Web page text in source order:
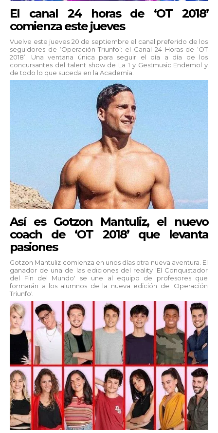
El canal 24 horas de ‘OT 2018’
comienza este jueves
Vuelve este jueves 20 de septiembre el canal preferido de los
seguidores de ‘Operación Triunfo’: el Canal 24 Horas de ‘OT
2018’. Una ventana única para seguir el día a día de los
concursantes del talent show de La 1 y Gestmusic Endemol y
de todo lo que suceda en la Academia.
Así es Gotzon Mantuliz, el nuevo
coach de ‘OT 2018’ que levanta
pasiones
Gotzon Mantuliz comienza en unos días otra nueva aventura. El
ganador de una de las ediciones del reality 'El Conquistador
del Fin del Mundo' se une al equipo de profesores que
formarán a los alumnos de la nueva edición de 'Operación
Triunfo'.